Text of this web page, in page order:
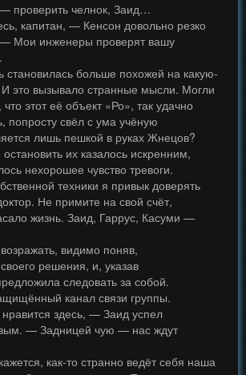
проверить челнок, Заид…
капитан, — Кенсон довольно резко
Мои инженеры проверят вашу
становилась больше похожей на какую-
это вызывало странные мысли. Могли
что этот её объект «Ро», так удачно
попросту свёл с ума учёную
лишь пешкой в руках Жнецов?
их казалось искренним,
нехорошее чувство тревоги.
техники я привык доверять
Не примите на свой счёт,
жизнь. Заид, Гаррус, Касуми —
видимо поняв,
решения, и, указав
следовать за собой.
канал связи группы.
здесь, — Заид успел
— Задницей чую — нас ждут
как-то странно ведёт себя наша